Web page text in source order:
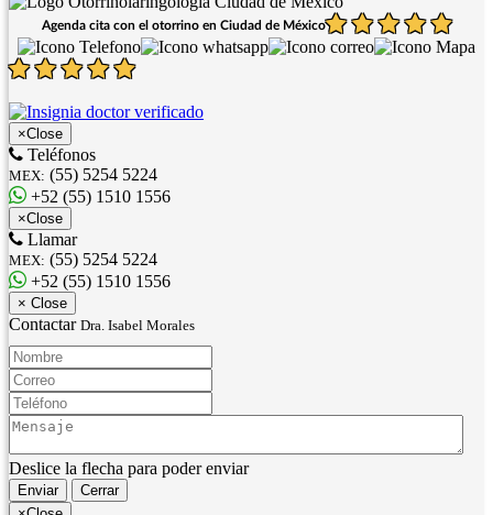
Agenda cita con el otorrino en Ciudad de México
×Close
Teléfonos
MEX: (55) 5254 5224
+52 (55) 1510 1556
×Close
Llamar
MEX: (55) 5254 5224
+52 (55) 1510 1556
× Close
Contactar Dra. Isabel Morales
Nombre:
Correo:
Teléfono:
Mensaje:
Deslice la flecha para poder enviar
Enviar
Cerrar